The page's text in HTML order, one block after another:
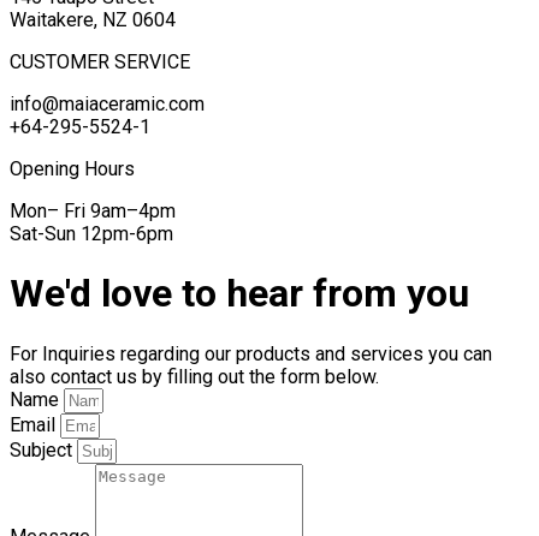
Waitakere, NZ 0604
CUSTOMER SERVICE
info@maiaceramic.com
+64-295-5524-1
Opening Hours
Mon– Fri 9am–4pm
Sat-Sun 12pm-6pm
We'd love to hear from you
For Inquiries regarding our products and services you can
also contact us by filling out the form below.
Name
Email
Subject